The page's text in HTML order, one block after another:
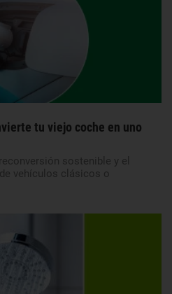
tu viejo coche en uno
sostenible y el
vehículos clásicos o